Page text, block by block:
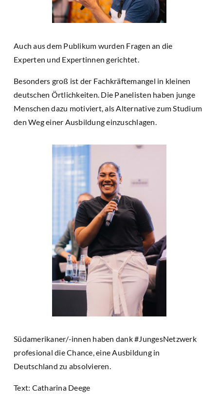
Auch aus dem Publikum wurden Fragen an die
Experten und Expertinnen gerichtet.
Besonders groß ist der Fachkräftemangel in kleinen
deutschen Örtlichkeiten. Die Panelisten haben junge
Menschen dazu motiviert, als Alternative zum Studium
den Weg einer Ausbildung einzuschlagen.
Südamerikaner/-innen haben dank #JungesNetzwerk
profesional die Chance, eine Ausbildung in
Deutschland zu absolvieren.
Text: Catharina Deege